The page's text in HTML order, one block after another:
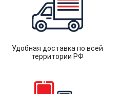
Удобная доставка по всей
территории РФ